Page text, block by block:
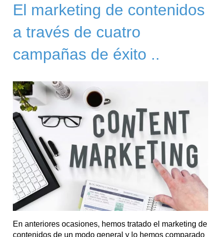
El marketing de contenidos
a través de cuatro
campañas de éxito ..
En anteriores ocasiones, hemos tratado el marketing de
contenidos de un modo general y lo hemos comparado